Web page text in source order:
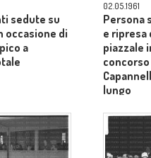
sedute su
occasione di
a
02.05.1961
Persona
e ripresa
piazzale
concorso
lungo